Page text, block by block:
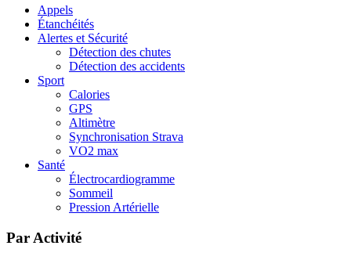
Appels
Étanchéités
Alertes et Sécurité
Détection des chutes
Détection des accidents
Sport
Calories
GPS
Altimètre
Synchronisation Strava
VO2 max
Santé
Électrocardiogramme
Sommeil
Pression Artérielle
Par Activité